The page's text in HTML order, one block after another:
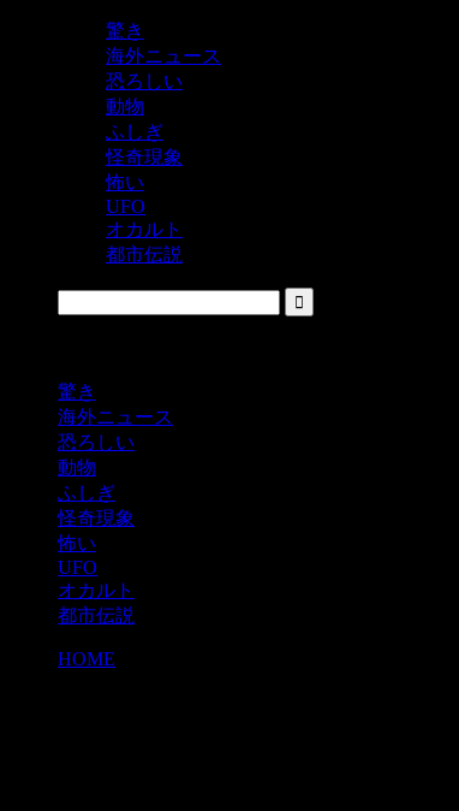
驚き
海外ニュース
恐ろしい
動物
ふしぎ
怪奇現象
怖い
UFO
オカルト
都市伝説
驚き
海外ニュース
恐ろしい
動物
ふしぎ
怪奇現象
怖い
UFO
オカルト
都市伝説
HOME